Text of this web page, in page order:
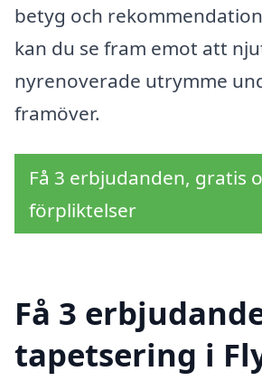
betyg och
kan du se fram emot att
nyrenoverade utrymme
framöver.
Få 3 erbjudanden, gratis
förpliktelser
Få 3
tapetsering i